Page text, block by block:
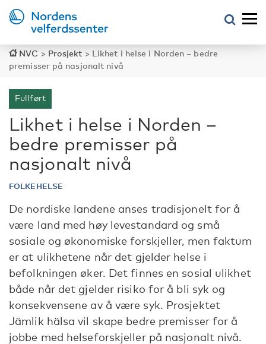
NVC > Prosjekt > Likhet i helse i Norden – bedre
premisser på nasjonalt nivå
Fullført
Likhet i helse i Norden –
bedre premisser på
nasjonalt nivå
FOLKEHELSE
De nordiske landene anses tradisjonelt for å
være land med høy levestandard og små
sosiale og økonomiske forskjeller, men faktum
er at ulikhetene når det gjelder helse i
befolkningen øker. Det finnes en sosial ulikhet
både når det gjelder risiko for å bli syk og
konsekvensene av å være syk. Prosjektet
Jämlik hälsa vil skape bedre premisser for å
jobbe med helseforskjeller på nasjonalt nivå.